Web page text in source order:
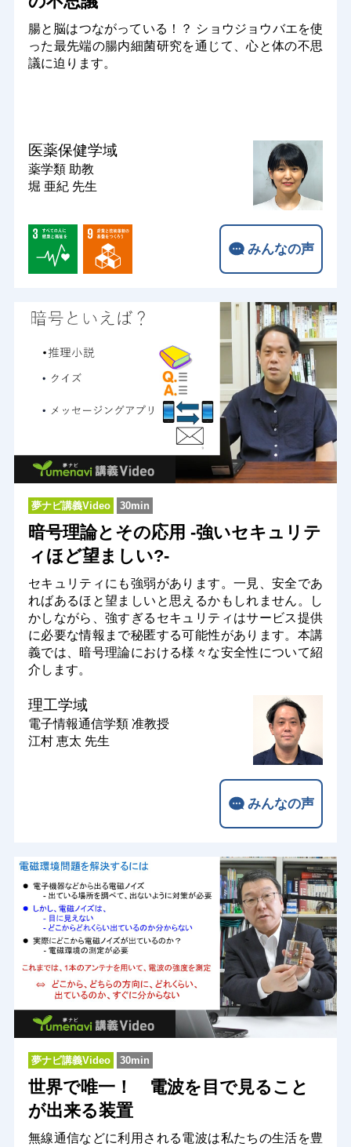
腸と脳はつながっている！？ ショウジョウバエを使
った最先端の腸内細菌研究を通じて、心と体の不思
議に迫ります。
医薬保健学域
薬学類 助教
堀 亜紀 先生
みんなの声
夢ナビ講義Video 30min
暗号理論とその応用 -強いセキュリテ
ィほど望ましい?-
セキュリティにも強弱があります。一見、安全であ
ればあるほと望ましいと思えるかもしれません。し
かしながら、強すぎるセキュリティはサービス提供
に必要な情報まで秘匿する可能性があります。本講
義では、暗号理論における様々な安全性について紹
介します。
理工学域
電子情報通信学類 准教授
江村 恵太 先生
みんなの声
夢ナビ講義Video 30min
世界で唯一！ 電波を目で見ること
が出来る装置
無線通信などに利用される電波は私たちの生活を豊